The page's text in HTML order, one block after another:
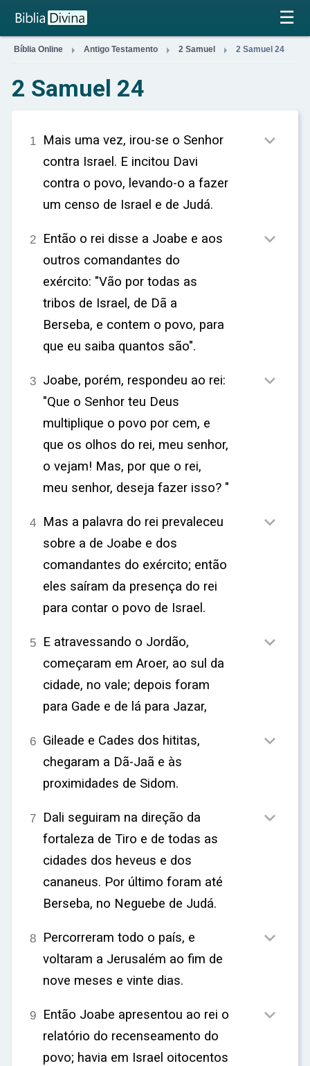
×
☰
Bíblia Online  Antigo Testamento  2 Samuel  2 Samuel 24
2 Samuel 24
1 Mais uma vez, irou-se o Senhor
contra Israel. E incitou Davi
contra o povo, levando-o a fazer
um censo de Israel e de Judá.

2 Então o rei disse a Joabe e aos
outros comandantes do
exército: "Vão por todas as
tribos de Israel, de Dã a
Berseba, e contem o povo, para
que eu saiba quantos são".

3 Joabe, porém, respondeu ao rei:
"Que o Senhor teu Deus
multiplique o povo por cem, e
que os olhos do rei, meu senhor,
o vejam! Mas, por que o rei,
meu senhor, deseja fazer isso? "

4 Mas a palavra do rei prevaleceu
sobre a de Joabe e dos
comandantes do exército; então
eles saíram da presença do rei
para contar o povo de Israel.

5 E atravessando o Jordão,
começaram em Aroer, ao sul da
cidade, no vale; depois foram
para Gade e de lá para Jazar,

6 Gileade e Cades dos hititas,
chegaram a Dã-Jaã e às
proximidades de Sidom.

7 Dali seguiram na direção da
fortaleza de Tiro e de todas as
cidades dos heveus e dos
cananeus. Por último foram até
Berseba, no Neguebe de Judá.

8 Percorreram todo o país, e
voltaram a Jerusalém ao fim de
nove meses e vinte dias.

9 Então Joabe apresentou ao rei o
relatório do recenseamento do
povo; havia em Israel oitocentos
